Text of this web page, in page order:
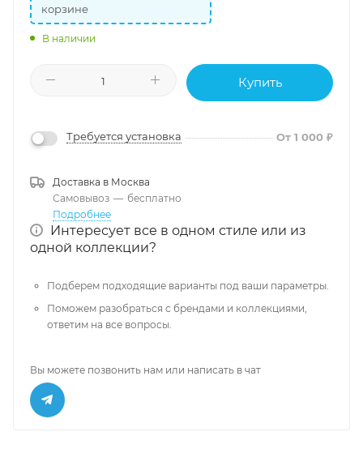
корзине
В наличии
Купить
Требуется установка От 1 000 ₽
Доставка в Москва
Самовывоз — бесплатно
Подробнее
Интересует все в одном стиле или из
одной коллекции?
Подберем подходящие варианты под ваши параметры.
Поможем разобраться с брендами и коллекциями,
ответим на все вопросы.
Вы можете позвонить нам или написать в чат